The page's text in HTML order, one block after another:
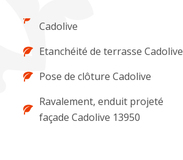
Cadolive
Etanchéité de terrasse Cadolive
Pose de clôture Cadolive
Ravalement, enduit projeté
façade Cadolive 13950